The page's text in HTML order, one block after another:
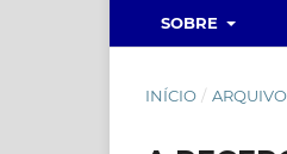
SOBRE
INÍCIO /